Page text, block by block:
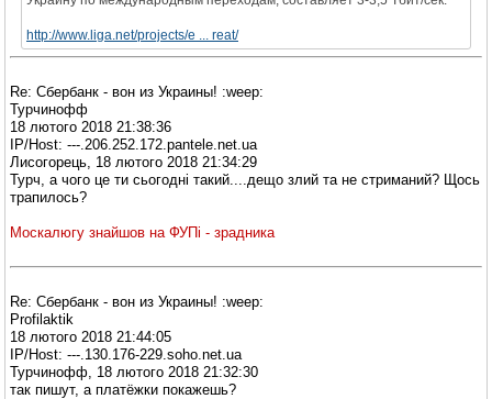
http://www.liga.net/projects/e ... reat/
Re: Сбербанк - вон из Украины! :weep:
Турчинофф
18 лютого 2018 21:38:36
IP/Host: ---.206.252.172.pantele.net.ua
Лисогорець, 18 лютого 2018 21:34:29
Турч, а чого це ти сьогоднi такий....дещо злий та не стриманий? Щось
трапилось?
Москалюгу знайшов на ФУПі - зрадника
Re: Сбербанк - вон из Украины! :weep:
Profilaktik
18 лютого 2018 21:44:05
IP/Host: ---.130.176-229.soho.net.ua
Турчинофф, 18 лютого 2018 21:32:30
так пишут, а платёжки покажешь?